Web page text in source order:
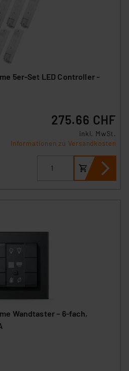
5er-Set LED Controller -
275.66 CHF
inkl. MwSt.
Informationen zu Versandkosten
Wandtaster – 6-fach,